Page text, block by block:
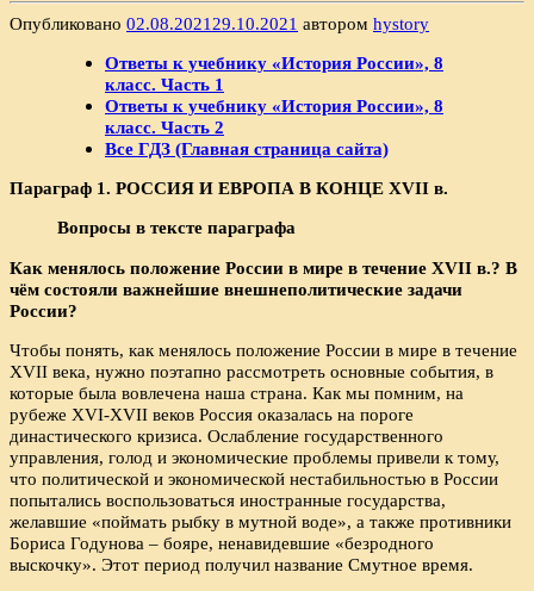
Опубликовано 02.08.2021 29.10.2021 автором hystory
Ответы к учебнику «История России», 8
класс. Часть 1
Ответы к учебнику «История России», 8
класс. Часть 2
Все ГДЗ (Главная страница сайта)
Параграф 1. РОССИЯ И ЕВРОПА В КОНЦЕ XVII в.
Вопросы в тексте параграфа
Как менялось положение России в мире в течение XVII в.? В
чём состояли важнейшие внешнеполитические задачи
России?
Чтобы понять, как менялось положение России в мире в течение
XVII века, нужно поэтапно рассмотреть основные события, в
которые была вовлечена наша страна. Как мы помним, на
рубеже XVI-XVII веков Россия оказалась на пороге
династического кризиса. Ослабление государственного
управления, голод и экономические проблемы привели к тому,
что политической и экономической нестабильностью в России
попытались воспользоваться иностранные государства,
желавшие «поймать рыбку в мутной воде», а также противники
Бориса Годунова – бояре, ненавидевшие «безродного
выскочку». Этот период получил название Смутное время.